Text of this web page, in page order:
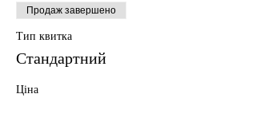
Продаж завершено
Тип квитка
Стандартний
Ціна